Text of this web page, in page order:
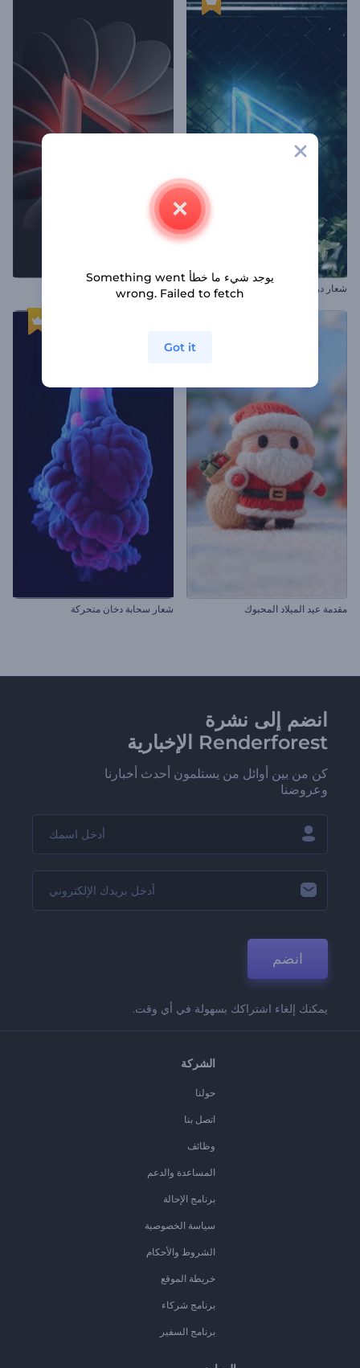
شعار دراما الطبيعة افتتاحية دوامة أشكال مجردة
مقدمة عيد الميلاد المحبوك شعار سحابة دخان متحركة
انضم إلى نشرة
Renderforest الإخبارية
كن من بين أوائل من يستلمون أحدث أخبارنا
وعروضنا
انضم
يمكنك إلغاء اشتراكك بسهولة في أي وقت.
الشركة
حولنا
اتصل بنا
وظائف
المساعدة والدعم
برنامج الإحالة
سياسة الخصوصية
الشروط والأحكام
خريطة الموقع
برنامج شركاء
برنامج السفير
يوجد شيء ما خطأ Something went
wrong. Failed to fetch
Got it